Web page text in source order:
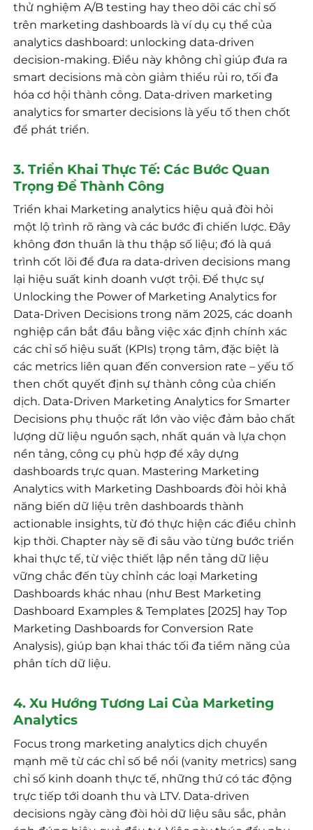
thử nghiệm A/B testing hay theo dõi các chỉ số
trên marketing dashboards là ví dụ cụ thể của
analytics dashboard: unlocking data-driven
decision-making. Điều này không chỉ giúp đưa ra
smart decisions mà còn giảm thiểu rủi ro, tối đa
hóa cơ hội thành công. Data-driven marketing
analytics for smarter decisions là yếu tố then chốt
để phát triển.
3. Triển Khai Thực Tế: Các Bước Quan
Trọng Để Thành Công
Triển khai Marketing analytics hiệu quả đòi hỏi
một lộ trình rõ ràng và các bước đi chiến lược. Đây
không đơn thuần là thu thập số liệu; đó là quá
trình cốt lõi để đưa ra data-driven decisions mang
lại hiệu suất kinh doanh vượt trội. Để thực sự
Unlocking the Power of Marketing Analytics for
Data-Driven Decisions trong năm 2025, các doanh
nghiệp cần bắt đầu bằng việc xác định chính xác
các chỉ số hiệu suất (KPIs) trọng tâm, đặc biệt là
các metrics liên quan đến conversion rate – yếu tố
then chốt quyết định sự thành công của chiến
dịch. Data-Driven Marketing Analytics for Smarter
Decisions phụ thuộc rất lớn vào việc đảm bảo chất
lượng dữ liệu nguồn sạch, nhất quán và lựa chọn
nền tảng, công cụ phù hợp để xây dựng
dashboards trực quan. Mastering Marketing
Analytics with Marketing Dashboards đòi hỏi khả
năng biến dữ liệu trên dashboards thành
actionable insights, từ đó thực hiện các điều chỉnh
kịp thời. Chapter này sẽ đi sâu vào từng bước triển
khai thực tế, từ việc thiết lập nền tảng dữ liệu
vững chắc đến tùy chỉnh các loại Marketing
Dashboards khác nhau (như Best Marketing
Dashboard Examples & Templates [2025] hay Top
Marketing Dashboards for Conversion Rate
Analysis), giúp bạn khai thác tối đa tiềm năng của
phân tích dữ liệu.
4. Xu Hướng Tương Lai Của Marketing
Analytics
Focus trong marketing analytics dịch chuyển
mạnh mẽ từ các chỉ số bề nổi (vanity metrics) sang
chỉ số kinh doanh thực tế, những thứ có tác động
trực tiếp tới doanh thu và LTV. Data-driven
decisions ngày càng đòi hỏi dữ liệu sâu sắc, phản